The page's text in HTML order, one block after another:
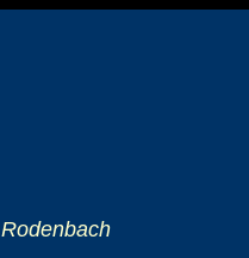
Rodenbach